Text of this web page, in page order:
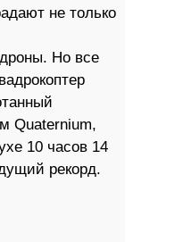
не только
Но все
Quaternium,
10 часов 14
рекорд.